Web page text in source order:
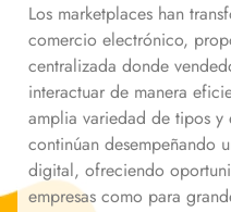
Los marketplaces han
comercio electrónico,
centralizada donde
interactuar de manera
amplia variedad de tipos y
continúan desempeñando
digital, ofreciendo
empresas como para